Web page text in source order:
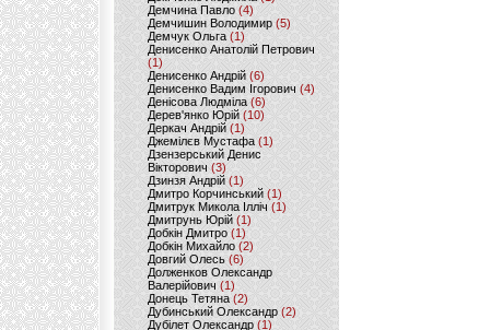
Демчина Павло (4)
Демчишин Володимир (5)
Демчук Ольга(1)
Денисенко Анатолій Петрович
(1)
Денисенко Андрій (6)
Денисенко Вадим Ігорович (4)
Денісова Людміла(6)
Дерев'янко Юрій(10)
Деркач Андрій(1)
Джемілєв Мустафа (1)
Дзензерський Денис
Вікторович (3)
Дзинзя Андрій (1)
Дмитро Корчинський (1)
Дмитрук Микола Ілліч (1)
Дмитрунь Юрій (1)
Добкін Дмитро(1)
Добкін Михайло (2)
Довгий Олесь (6)
Долженков Олександр
Валерійович (1)
Донець Тетяна (2)
Дубинський Олександр(2)
Дубілет Олександр (1)